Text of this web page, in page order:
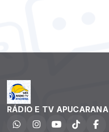
RÁDIO E TV APUCARANA